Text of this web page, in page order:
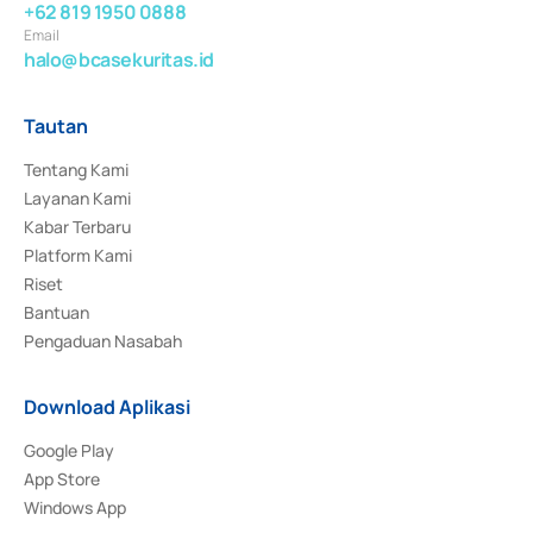
+62 819 1950 0888
Email
halo@bcasekuritas.id
Tautan
Tentang Kami
Layanan Kami
Kabar Terbaru
Platform Kami
Riset
Bantuan
Pengaduan Nasabah
Download Aplikasi
Google Play
App Store
Windows App